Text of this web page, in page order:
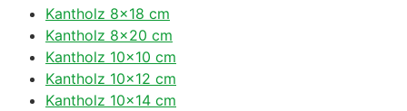
Kantholz 8×18 cm
Kantholz 8×20 cm
Kantholz 10×10 cm
Kantholz 10×12 cm
Kantholz 10×14 cm